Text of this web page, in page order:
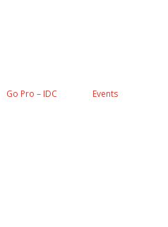
Go Pro – IDC Events